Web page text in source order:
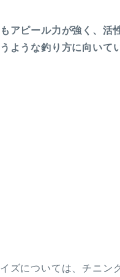
アピール力が強く、活
ような釣り方に向いて
ズについては、チニン